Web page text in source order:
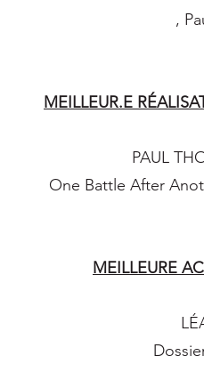
,
MEILLEUR.E
PAUL
One Battle After
MEILLEURE